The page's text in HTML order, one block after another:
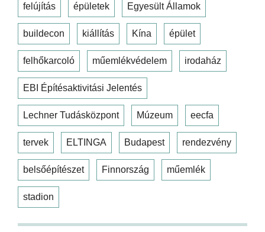
felújítás épületek Egyesült Államok
buildecon kiállítás Kína épület
felhőkarcoló műemlékvédelem irodaház
EBI Építésaktivitási Jelentés
Lechner Tudásközpont Múzeum eecfa
tervek ELTINGA Budapest rendezvény
belsőépítészet Finnország műemlék
stadion